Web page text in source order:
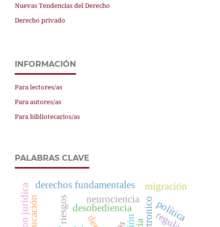
Nuevas Tendencias del Derecho
Derecho privado
INFORMACIÓN
Para lectores/as
Para autores/as
Para bibliotecarios/as
PALABRAS CLAVE
riesgos desobediencia
derechos fundamentales
neurociencia
migración
política